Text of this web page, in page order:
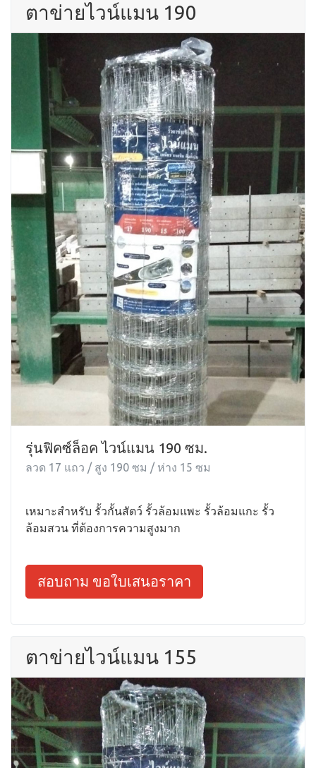
ตาข่ายไวน์แมน 190
รุ่นฟิคซ์ล็อค ไวน์แมน 190 ซม.
ลวด 17 แถว / สูง 190 ซม / ห่าง 15 ซม
เหมาะสำหรับ รั้วกั้นสัตว์ รั้วล้อมแพะ รั้วล้อมแกะ รั้ว
ล้อมสวน ที่ต้องการความสูงมาก
สอบถาม ขอใบเสนอราคา
ตาข่ายไวน์แมน 155